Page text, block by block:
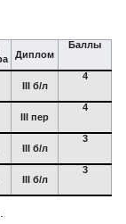
Диплом
Баллы
III б/л
4
III пер
4
III б/л
3
III б/л
3